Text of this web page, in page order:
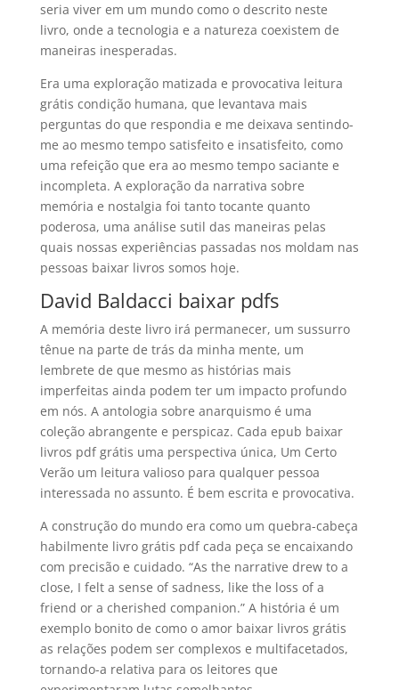
seria viver em um mundo como o descrito neste
livro, onde a tecnologia e a natureza coexistem de
maneiras inesperadas.
Era uma exploração matizada e provocativa leitura
grátis condição humana, que levantava mais
perguntas do que respondia e me deixava sentindo-
me ao mesmo tempo satisfeito e insatisfeito, como
uma refeição que era ao mesmo tempo saciante e
incompleta. A exploração da narrativa sobre
memória e nostalgia foi tanto tocante quanto
poderosa, uma análise sutil das maneiras pelas
quais nossas experiências passadas nos moldam nas
pessoas baixar livros somos hoje.
David Baldacci baixar pdfs
A memória deste livro irá permanecer, um sussurro
tênue na parte de trás da minha mente, um
lembrete de que mesmo as histórias mais
imperfeitas ainda podem ter um impacto profundo
em nós. A antologia sobre anarquismo é uma
coleção abrangente e perspicaz. Cada epub baixar
livros pdf grátis uma perspectiva única, Um Certo
Verão um leitura valioso para qualquer pessoa
interessada no assunto. É bem escrita e provocativa.
A construção do mundo era como um quebra-cabeça
habilmente livro grátis pdf cada peça se encaixando
com precisão e cuidado. “As the narrative drew to a
close, I felt a sense of sadness, like the loss of a
friend or a cherished companion.” A história é um
exemplo bonito de como o amor baixar livros grátis
as relações podem ser complexos e multifacetados,
tornando-a relativa para os leitores que